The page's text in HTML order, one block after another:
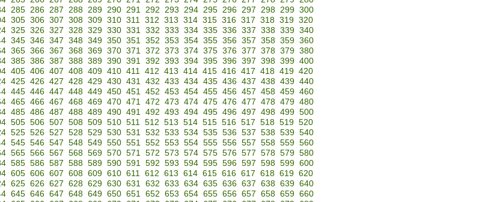
285 286 287 288 289 290 291 292 293 294 295 296 297 298 299 300
305 306 307 308 309 310 311 312 313 314 315 316 317 318 319 320
325 326 327 328 329 330 331 332 333 334 335 336 337 338 339 340
345 346 347 348 349 350 351 352 353 354 355 356 357 358 359 360
365 366 367 368 369 370 371 372 373 374 375 376 377 378 379 380
385 386 387 388 389 390 391 392 393 394 395 396 397 398 399 400
405 406 407 408 409 410 411 412 413 414 415 416 417 418 419 420
425 426 427 428 429 430 431 432 433 434 435 436 437 438 439 440
445 446 447 448 449 450 451 452 453 454 455 456 457 458 459 460
465 466 467 468 469 470 471 472 473 474 475 476 477 478 479 480
485 486 487 488 489 490 491 492 493 494 495 496 497 498 499 500
505 506 507 508 509 510 511 512 513 514 515 516 517 518 519 520
525 526 527 528 529 530 531 532 533 534 535 536 537 538 539 540
545 546 547 548 549 550 551 552 553 554 555 556 557 558 559 560
565 566 567 568 569 570 571 572 573 574 575 576 577 578 579 580
585 586 587 588 589 590 591 592 593 594 595 596 597 598 599 600
605 606 607 608 609 610 611 612 613 614 615 616 617 618 619 620
625 626 627 628 629 630 631 632 633 634 635 636 637 638 639 640
645 646 647 648 649 650 651 652 653 654 655 656 657 658 659 660